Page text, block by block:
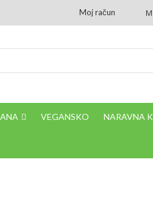
Moj račun
VEGANSKO NARAVNA